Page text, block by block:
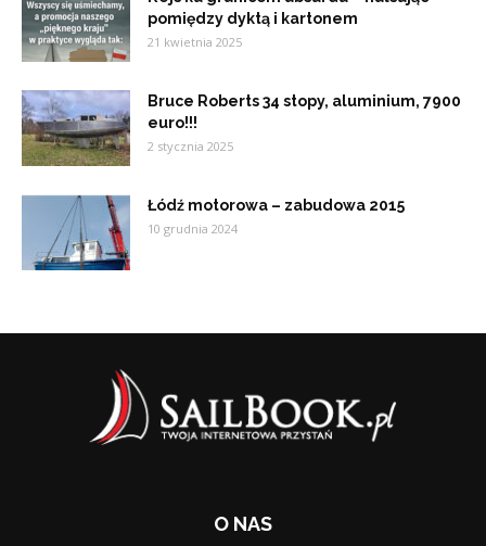
pomiędzy dyktą i kartonem
21 kwietnia 2025
Bruce Roberts 34 stopy, aluminium, 7900
euro!!!
2 stycznia 2025
Łódź motorowa – zabudowa 2015
10 grudnia 2024
O NAS